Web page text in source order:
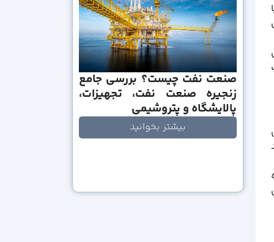
صنعت نفت چیست؟ بررسی جامع
زنجیره صنعت نفت، تجهیزات،
پالایشگاه و پتروشیمی
بیشتر بخوانید